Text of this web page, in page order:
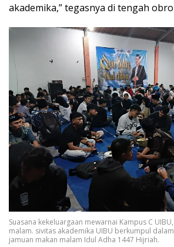
akademika,” tegasnya di tengah
Suasana kekeluargaan mewarnai Kampus C
malam. sivitas akademika UIBU berkumpul
jamuan makan malam Idul Adha 1447 Hijriah.